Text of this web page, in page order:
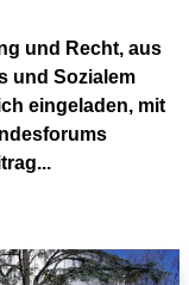
und Recht, aus
und Sozialem
eingeladen, mit